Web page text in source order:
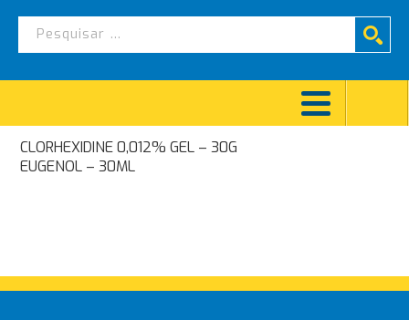
CTZ / PASTA DE CAPIELLO – 20G
Navegação
CLORHEXIDINE 0,012% GEL – 30G
EUGENOL – 30ML